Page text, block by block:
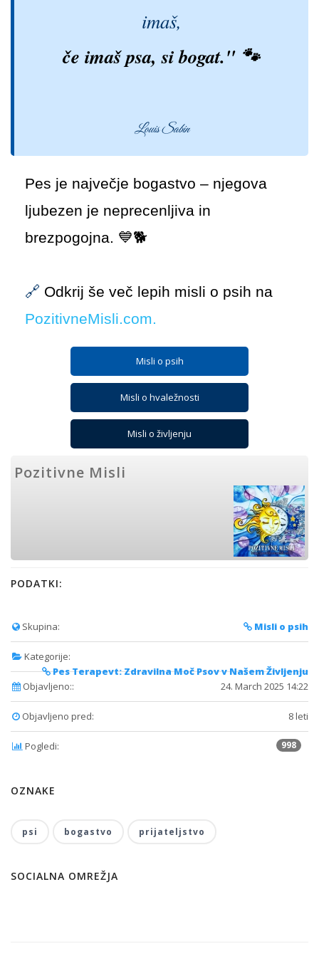
imaš,
če imaš psa, si bogat." 🐾
Louis Sabin
Pes je največje bogastvo – njegova
ljubezen je neprecenljiva in
brezpogojna. 💙🐕
🔗 Odkrij še več lepih misli o psih na
PozitivneMisli.com.
Misli o psih
Misli o hvaležnosti
Misli o življenju
Pozitivne Misli
PODATKI:
Skupina: Misli o psih
Kategorije:
Pes Terapevt: Zdravilna Moč Psov v Našem Življenju
Objavljeno::
24. March 2025 14:22
Objavljeno pred: 8 leti
Pogledi: 998
OZNAKE
psi bogastvo prijateljstvo
SOCIALNA OMREŽJA